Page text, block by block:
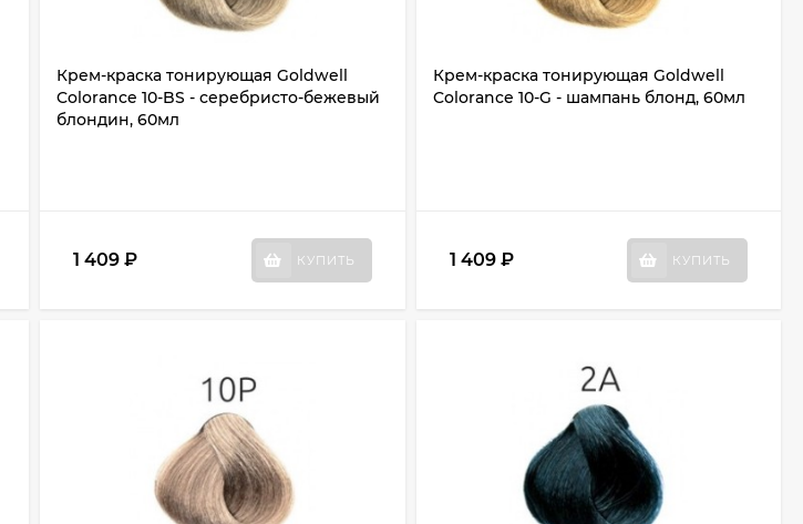
Крем-краска тонирующая Goldwell
Colorance 10-BS - серебристо-бежевый
блондин, 60мл
1 409₽ КУПИТЬ
Крем-краска тонирующая Goldwell
Colorance 10-G - шампань блонд, 60мл
1 409 ₽ КУПИТЬ